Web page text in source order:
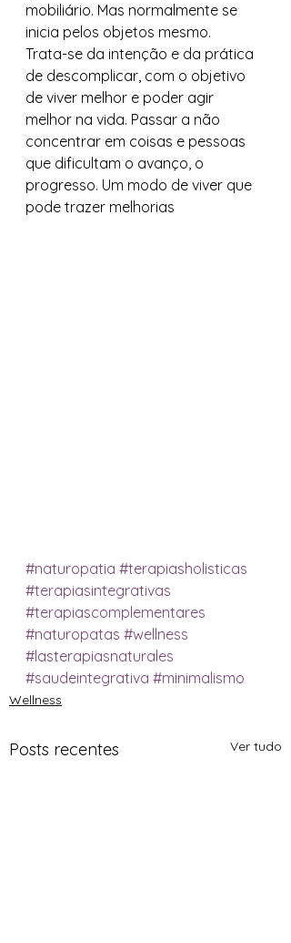
mobiliário. Mas normalmente se
inicia pelos objetos mesmo.
Trata-se da intenção e da prática
de descomplicar, com o objetivo
de viver melhor e poder agir
melhor na vida. Passar a não
concentrar em coisas e pessoas
que dificultam o avanço, o
progresso. Um modo de viver que
pode trazer melhorias
#naturopatia #terapiasholisticas
#terapiasintegrativas
#terapiascomplementares
#naturopatas #wellness
#lasterapiasnaturales
#saudeintegrativa #minimalismo
Wellness
Posts recentes Ver tudo